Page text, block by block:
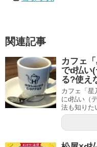
関連記事
カフェ
でd払い(
る?使え
カフェ「星
にd払い（
法も知りた